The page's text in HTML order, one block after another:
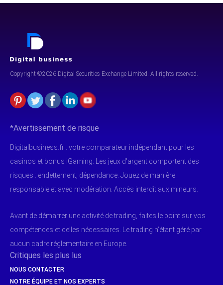
Copyright ©2026 Digital Securities Exchange Limited. All rights reserved.
*Avertissement de risque
Digitalbusiness.fr : votre comparateur indépendant pour les
casinos et bonus iGaming. Les jeux d'argent comportent des
risques : endettement, dépendance. Jouez de manière
responsable et avec modération. Accès interdit aux mineurs.
Avant de démarrer une activité de trading, faites le point sur vos
compétences et celles nécessaires. Le trading n’étant géré par
aucun cadre réglementaire en Europe.
Critiques les plus lus
NOUS CONTACTER
NOTRE ÉQUIPE ET NOS EXPERTS